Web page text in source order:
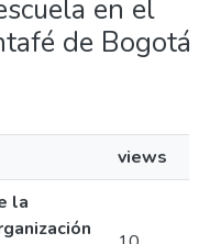
en el
de Bogotá
views
la